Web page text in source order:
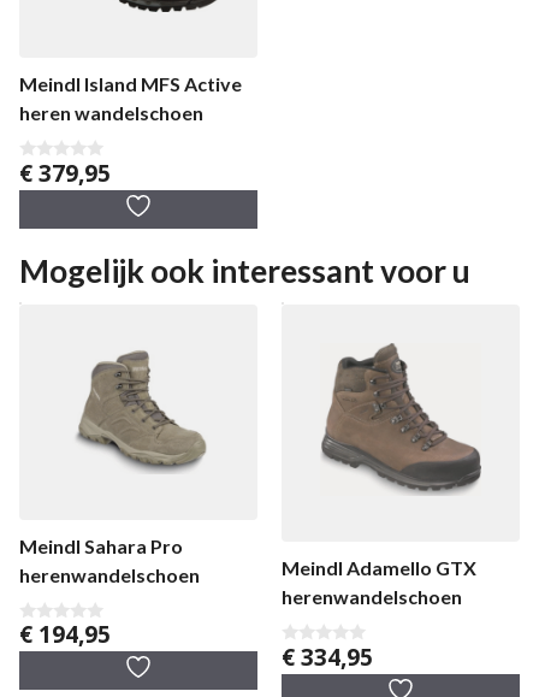
Meindl Island MFS Active
heren wandelschoen
0
v
5
€379,95
Mogelijk ook interessant voor u
Meindl Sahara Pro
herenwandelschoen
0
v
€ 194,95
Meindl Adamello GTX
herenwandelschoen
0
v
€334,95